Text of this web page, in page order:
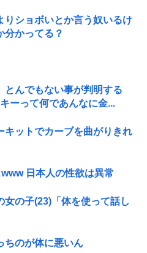
りショボいとか言う奴いるけ
分かってる？
とんでもない事が判明する
ーって何であんなに金...
キットでカーブを曲がりきれ
日本人の性欲は異常
女の子(23)「体を使って話し
ちのが体に悪いん